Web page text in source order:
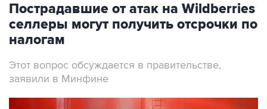
Пострадавшие от атак на Wildberries
селлеры могут получить отсрочки по
налогам
Этот вопрос обсуждается в правительстве,
заявили в Минфине